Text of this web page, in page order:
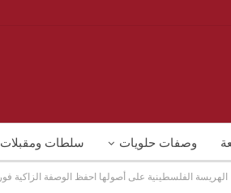
وصفات حلويات سلطات ومقبلات
الهريسة الفلسطينية على أصولها احفظ الوصفة الزاكية فوراً